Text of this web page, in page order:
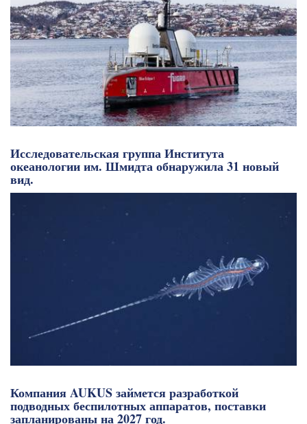
Исследовательская группа Института
океанологии им. Шмидта обнаружила 31 новый
вид.
Компания AUKUS займется разработкой
подводных беспилотных аппаратов, поставки
запланированы на 2027 год.